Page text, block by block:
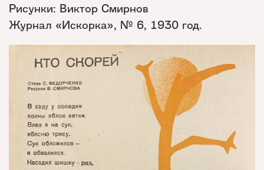
Рисунки: Виктор Смирнов
Журнал «Искорка», № 6, 1930 год.